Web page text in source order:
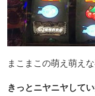
まこまこの萌え萌え
きっとニヤニヤして